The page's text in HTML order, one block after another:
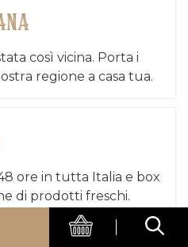
così vicina. Porta i
regione a casa tua.
ore in tutta Italia e box
di prodotti freschi.